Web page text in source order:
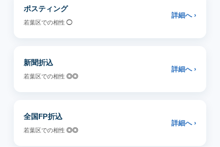
ポスティング
若葉区での相性 ◯
詳細へ ›
新聞折込
若葉区での相性 ◎◎
詳細へ ›
全国FP折込
若葉区での相性 ◎◎
詳細へ ›